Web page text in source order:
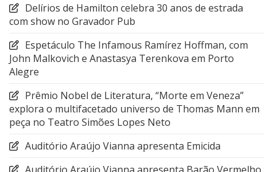
Delírios de Hamilton celebra 30 anos de estrada
com show no Gravador Pub
Espetáculo The Infamous Ramírez Hoffman, com
John Malkovich e Anastasya Terenkova em Porto
Alegre
Prêmio Nobel de Literatura, “Morte em Veneza”
explora o multifacetado universo de Thomas Mann em
peça no Teatro Simões Lopes Neto
Auditório Araújo Vianna apresenta Emicida